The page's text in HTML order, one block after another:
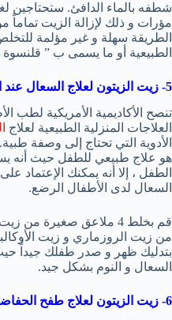
مؤرات و ذلك لإزالة الزيت تماماً
الطريقة سهلة و غير مؤلمة
الطبيعية أو ما يسمى ب ” قلنسوة
5- زيت الزيتون لعلاج السعال عند الأطفال
تنصح الأكاديمية الأمريكية لطب
العلاجات المنزلية الطبيعية لعلاج
الأدوية التي تحتاج إلى وصفة
هو علاج طبيعي للطفل حيث أنه
الطفل ، إلا أنه يمكنك الإعتماد
السعال لدى الأطفال الرضع.
من زيت الروزماري و زيت
بتدليك ظهر و صدر طفلك جيداً
السعال و النوم بشكل جيد.
6- زيت الزيتون لعلاج طفح الحفاضات